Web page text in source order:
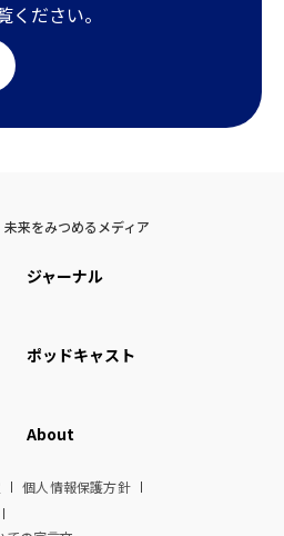
ください。
来をみつめるメディア
ジャーナル
ポッドキャスト
About
個人情報保護方針